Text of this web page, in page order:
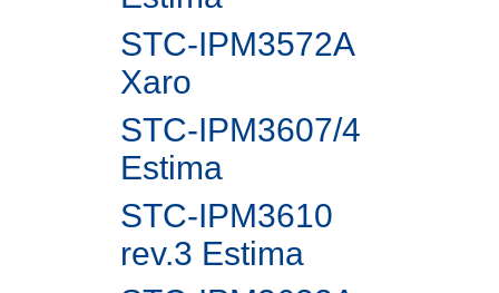
STC-IPM3572A
Xaro
STC-IPM3607/4
Estima
STC-IPM3610
rev.3 Estima